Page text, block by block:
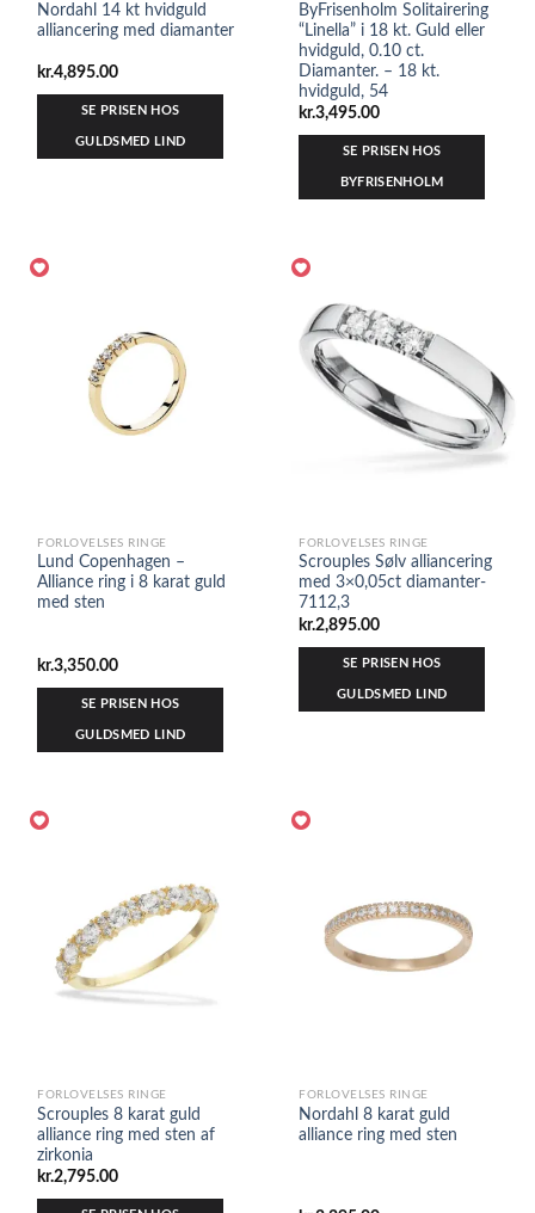
Nordahl 14 kt hvidguld
alliancering med diamanter
kr.4,895.00
SE PRISEN HOS
GULDSMED LIND
ByFrisenholm Solitairering
“Linella” i 18 kt. Guld eller
hvidguld, 0.10 ct.
Diamanter. – 18 kt.
hvidguld, 54
kr.3,495.00
SE PRISEN HOS
BYFRISENHOLM
FORLOVELSES RINGE
Lund Copenhagen –
Alliance ring i 8 karat guld
med sten
kr.3,350.00
SE PRISEN HOS
GULDSMED LIND
FORLOVELSES RINGE
Scrouples Sølv alliancering
med 3×0,05ct diamanter-
7112,3
kr.2,895.00
SE PRISEN HOS
GULDSMED LIND
FORLOVELSES RINGE
Scrouples 8 karat guld
alliance ring med sten af
zirkonia
kr.2,795.00
FORLOVELSES RINGE
Nordahl 8 karat guld
alliance ring med sten